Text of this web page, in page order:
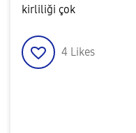
kirliliği çok
4 Likes